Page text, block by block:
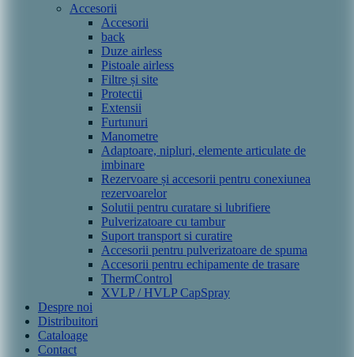
Accesorii
Accesorii
back
Duze airless
Pistoale airless
Filtre și site
Protectii
Extensii
Furtunuri
Manometre
Adaptoare, nipluri, elemente articulate de
imbinare
Rezervoare și accesorii pentru conexiunea
rezervoarelor
Solutii pentru curatare si lubrifiere
Pulverizatoare cu tambur
Suport transport si curatire
Accesorii pentru pulverizatoare de spuma
Accesorii pentru echipamente de trasare
ThermControl
XVLP / HVLP CapSpray
Despre noi
Distribuitori
Cataloage
Contact